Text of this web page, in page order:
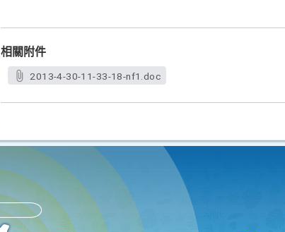
相關附件
2013-4-30-11-33-18-nf1.doc